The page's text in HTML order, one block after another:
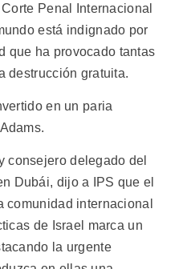
Penal Internacional
está indignado por
que ha provocado tantas
destrucción gratuita.
en un paria
consejero delegado del
Dubái, dijo a IPS que el
internacional
de Israel marca un
la urgente